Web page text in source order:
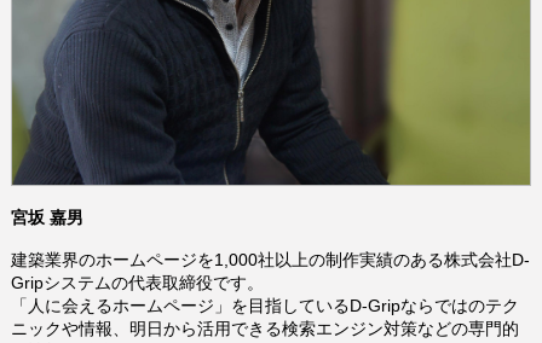
宮坂 嘉男
建築業界のホームページを1,000社以上の制作実績のある株式会社D-
Gripシステムの代表取締役です。
「人に会えるホームページ」を目指しているD-Gripならではのテク
ニックや情報、明日から活用できる検索エンジン対策などの専門的